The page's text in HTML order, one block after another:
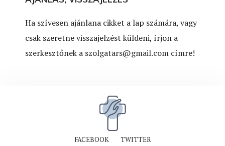
Ha szívesen ajánlana cikket a lap számára, vagy
csak szeretne visszajelzést küldeni, írjon a
szerkesztőnek a szolgatars@gmail.com címre!
FACEBOOK TWITTER